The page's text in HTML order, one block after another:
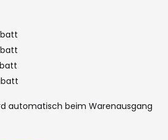
automatisch beim Warenausgang